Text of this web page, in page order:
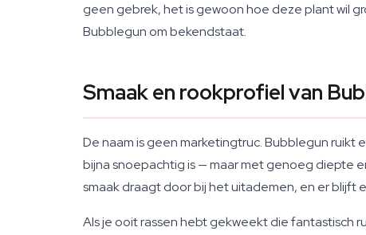
geen gebrek, het is gewoon hoe deze plant wil
Bubblegun om bekendstaat.
Smaak en rookprofiel van
De naam is geen marketingtruc. Bubblegun ruikt
bijna snoepachtig is — maar met genoeg diepte
smaak draagt door bij het uitademen, en er
Als je ooit rassen hebt gekweekt die fantastisch